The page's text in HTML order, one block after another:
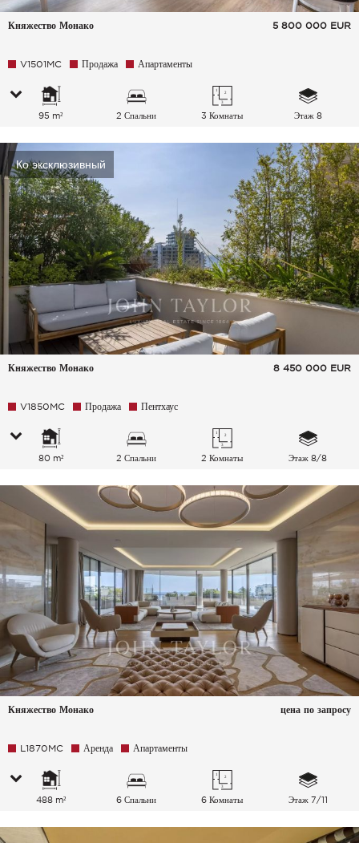
Княжество Монако 5 800 000 EUR
V1501MC Продажа Апартаменты
95 m² 2 Спальни 3 Комнаты Этаж 8
Ко эксклюзивный
Княжество Монако 8 450 000 EUR
V1850MC Продажа Пентхаус
80 m² 2 Спальни 2 Комнаты Этаж 8/8
Княжество Монако цена по запросу
L1870MC Аренда Апартаменты
488 m² 6 Спальни 6 Комнаты Этаж 7/11